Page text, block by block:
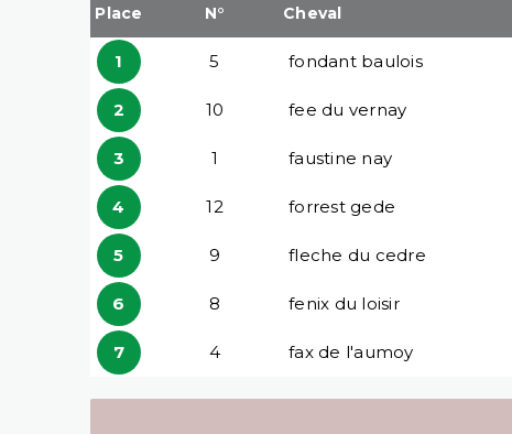
Place N° Cheval
1 5 fondant baulois
2 10 fee du vernay
3 1 faustine nay
4 12 forrest gede
5 9 fleche du cedre
6 8 fenix du loisir
7 4 fax de l'aumoy